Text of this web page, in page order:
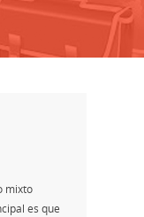
mixto
es que